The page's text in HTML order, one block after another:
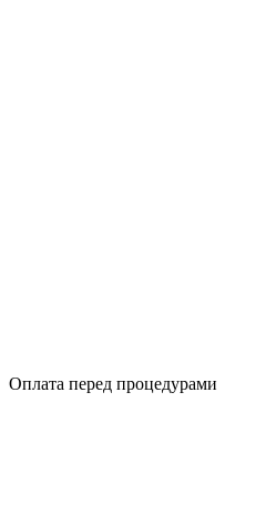
Оплата перед процедурами